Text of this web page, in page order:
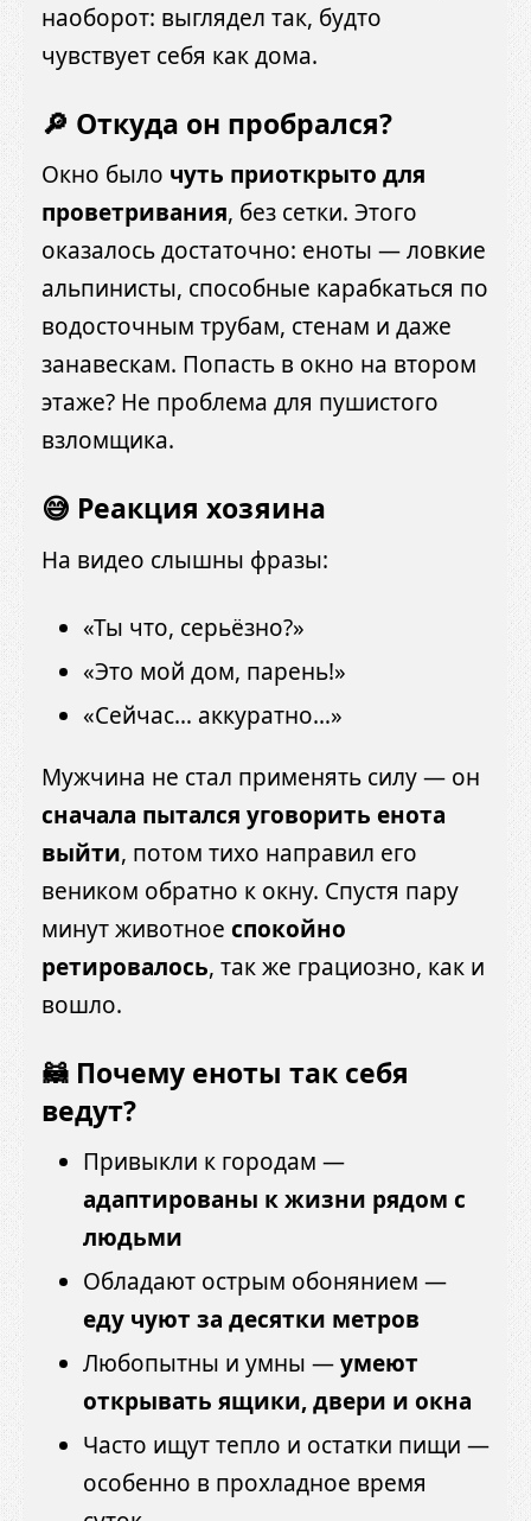
наоборот: выглядел так, будто
чувствует себя как дома.
🔎 Откуда он пробрался?
Окно было чуть приоткрыто для
проветривания, без сетки. Этого
оказалось достаточно: еноты — ловкие
альпинисты, способные карабкаться по
водосточным трубам, стенам и даже
занавескам. Попасть в окно на втором
этаже? Не проблема для пушистого
взломщика.
😅 Реакция хозяина
На видео слышны фразы:
«Ты что, серьёзно?»
«Это мой дом, парень!»
«Сейчас… аккуратно…»
Мужчина не стал применять силу — он
сначала пытался уговорить енота
выйти, потом тихо направил его
веником обратно к окну. Спустя пару
минут животное спокойно
ретировалось, так же грациозно, как и
вошло.
🦝 Почему еноты так себя
ведут?
Привыкли к городам —
адаптированы к жизни рядом с
людьми
Обладают острым обонянием —
еду чуют за десятки метров
Любопытны и умны —умеют
открывать ящики, двери и окна
Часто ищут тепло и остатки пищи —
особенно в прохладное время